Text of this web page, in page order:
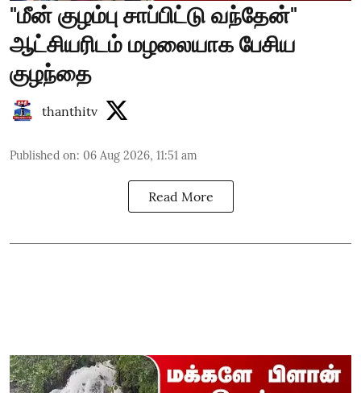
"மீன் குழம்பு சாப்பிட்டு வந்தேன்"
ஆட்சியரிடம் மழலையாக பேசிய
குழந்தை
thanthitv
Published on: 06 Aug 2026, 11:51 am
Read More